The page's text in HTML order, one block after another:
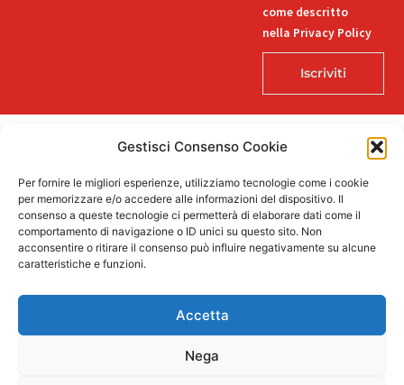
Gestisci Consenso Cookie
Per fornire le migliori esperienze, utilizziamo tecnologie come i cookie
per memorizzare e/o accedere alle informazioni del dispositivo. Il
consenso a queste tecnologie ci permetterà di elaborare dati come il
comportamento di navigazione o ID unici su questo sito. Non
acconsentire o ritirare il consenso può influire negativamente su alcune
caratteristiche e funzioni.
Accetta
Nega
come descritto
nella Privacy Policy
Iscriviti
Buozzi 12, 39100 Bolzano – P.IVA/CF 02757850215
L
i
n
k
e
-
F
a
c
e
-
I
n
s
t
a
m
T
i
k
t
P
i
n
t
t
n. 71.06.2024.00548 Provvedimento concessivo: decreto del
12.11.2024, n. 18632/2024